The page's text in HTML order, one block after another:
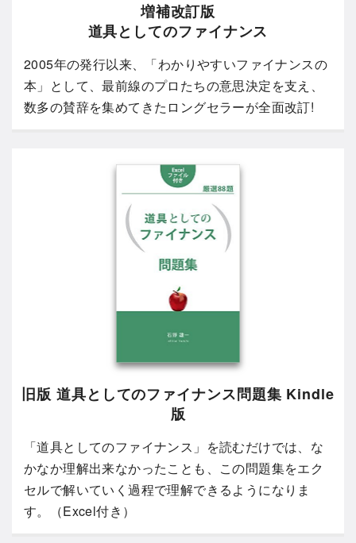
増補改訂版
道具としてのファイナンス
2005年の発行以来、「わかりやすいファイナンスの
本」として、最前線のプロたちの意思決定を支え、
数多の賛辞を集めてきたロングセラーが全面改訂!
旧版 道具としてのファイナンス問題集 Kindle
版
「道具としてのファイナンス」を読むだけでは、な
かなか理解出来なかったことも、この問題集をエク
セルで解いていく過程で理解できるようになりま
す。（Excel付き）